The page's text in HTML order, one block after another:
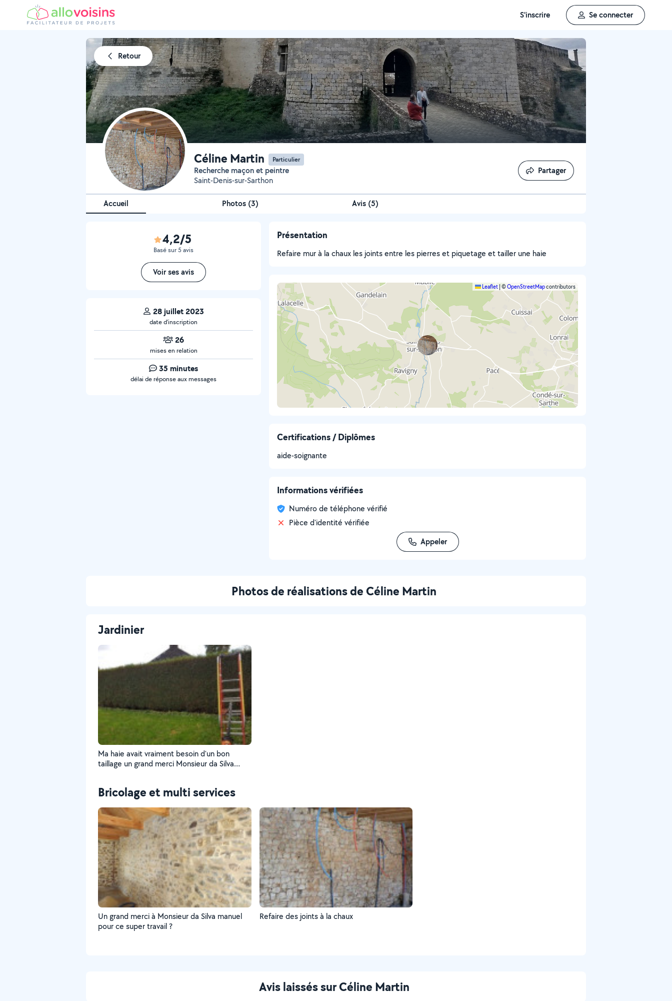
S'inscrire Se connecter
Retour
Céline Martin Particulier
Recherche maçon et peintre
Saint-Denis-sur-Sarthon
Partager
Partager
Accueil Photos (3) Avis (5)
4,2/5
Basé sur 5 avis
Voir ses avis
28 juillet 2023
date d’inscription
26
mises en relation
35 minutes
délai de réponse aux messages
Présentation
Refaire mur à la chaux les joints entre les pierres et piquetage et tailler une haie
Leaflet|©OpenStreetMapcontributors
Certifications / Diplômes
aide-soignante
Informations vérifiées
Numéro de téléphone vérifié
Pièce d'identité vérifiée
Appeler
Photos de réalisations de Céline Martin
Jardinier
Ma haie avait vraiment besoin d'un bon
taillage un grand merci Monsieur da Silva
Bricolage et multi services
Un grand merci à Monsieur da Silva manuel
pour ce super travail ?
Refaire des joints à la chaux
Avis laissés sur Céline Martin